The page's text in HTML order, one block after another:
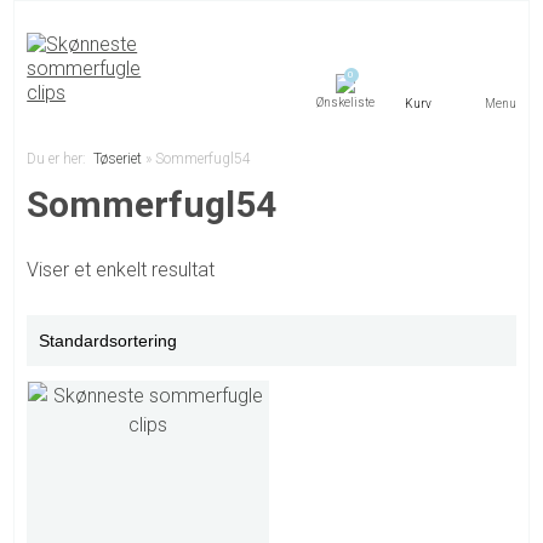
0
Menu
Du er her:Tøseriet » Sommerfugl54
Sommerfugl54
Viser et enkelt resultat